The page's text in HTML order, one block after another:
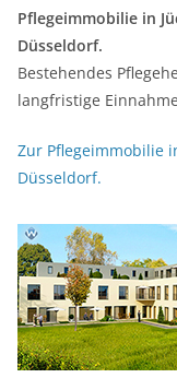
Pflegeimmobilie in
Düsseldorf.
Bestehendes
langfristige
Zur Pflegeimmobilie
Düsseldorf.